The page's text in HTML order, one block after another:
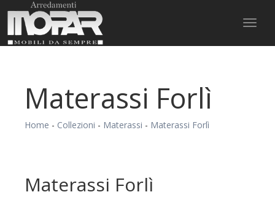
Materassi Forlì
Home - Collezioni - Materassi - Materassi Forlì
Materassi Forlì